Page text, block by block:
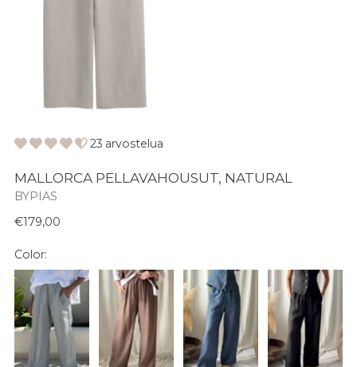
23 arvostelua
MALLORCA PELLAVAHOUSUT, NATURAL
BYPIAS
Normaali
€179,00
Color: